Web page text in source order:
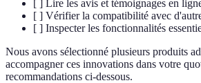
[ ] Lire les avis et témoignages en
[ ] Vérifier la compatibilité avec
[ ] Inspecter les fonctionnalités
Nous avons sélectionné plusieurs produits
accompagner ces innovations dans votre
recommandations ci-dessous.